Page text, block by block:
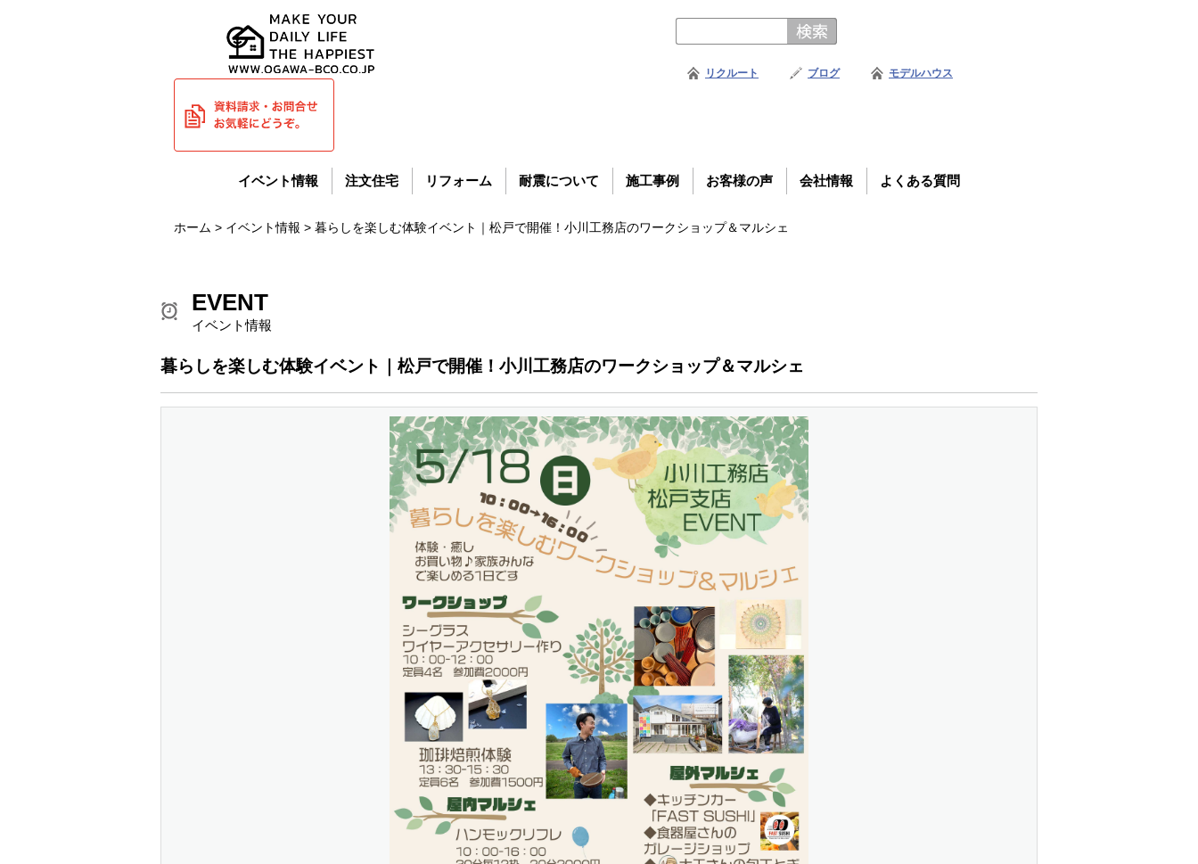
リクルート ブログ モデルハウス
イベント情報 注文住宅 リフォーム 耐震について 施工事例 お客様の声 会社情報 よくある質問
ホーム > イベント情報 > 暮らしを楽しむ体験イベント｜松戸で開催！小川工務店のワークショップ＆マルシェ
EVENT
イベント情報
暮らしを楽しむ体験イベント｜松戸で開催！小川工務店のワークショップ＆マルシェ